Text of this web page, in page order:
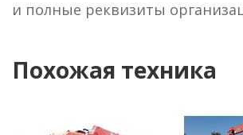
и полные реквизиты
Похожая техника